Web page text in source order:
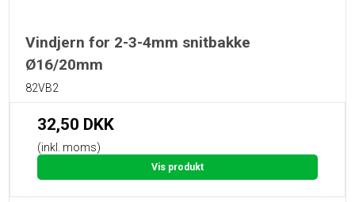
Vindjern for 2-3-4mm snitbakke
Ø16/20mm
82VB2
32,50 DKK
(inkl. moms)
Vis produkt